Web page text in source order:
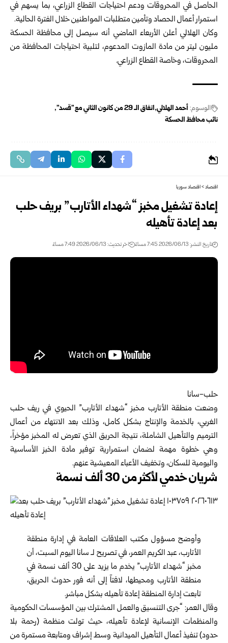
‏الحاصل في المحروقات ودعم احتياجات القطاع الزراعي، بما يسهم في
‏استمرار أعمال الحصاد وتأمين متطلبات المواطنين خلال الفترة الحالية.‏
وكان الهلالي أعلن الأربعاء الماضي أنه سيصل إلى ‏محافظة الحسكة
مليون ‏ليتر من مادة المازوت المدعوم، لتلبية احتياجات المحافظة من
‏المحروقات، ‏وخاصة القطاع الزراعي.‏
الوسوم: أحمد الهلالي اتفاق ‏الـ 29 ‌‏من ‏كانون الثاني مع "قسد"
نائب محافظ الحسكة
اقتصاد>اقتصاد سوريا
إعادة تشغيل مخبز “شهداء الأتارب” بريف حلب
بعد إعادة تأهيله
تاريخ النشر: 2026/06/13 7:45 مساءً اخر تحديث: 2026/06/13 7:49 مساءً
حلب-سانا‏
وضعت منطقة الأتارب مخبز “شهداء الأتارب” الحيوي في ريف حلب
‏الغربي، بالخدمة والإنتاج بشكل كامل، وذلك بعد الانتهاء من أعمال
الترميم ‏والتأهيل الشاملة، نتيجة الحريق الذي تعرض له المخبز مؤخراً،
وهي خطوة ‏مهمة لضمان استمرارية توفير مادة الخبز الأساسية
واليومية للسكان، ‏وتخفيف الأعباء المعيشية عنهم.‏
شريان خدمي لأكثر من 30 ألف نسمة
وأوضح مسؤول مكتب العلاقات العامة في إدارة منطقة
الأتارب، عبد الكريم ‏العمر، في تصريح لـ سانا اليوم السبت، أن
مخبز “شهداء الأتارب” يخدم ما ‏يزيد على 30 ألف نسمة في
منطقة الأتارب ومحيطها، لافتاً إلى أنه فور ‏حدوث الحريق،
تابعت إدارة المنطقة إعادة تأهيله بشكل مباشر.‏
وقال العمر: “جرى التنسيق والعمل المشترك بين المؤسسات الحكومية
‏والمنظمات الإنسانية لإعادة تأهيله، حيث تولت منظمة (رحمة بلا
حدود) ‏تنفيذ أعمال التأهيل الميدانية وسط إشراف ومتابعة مستمرة من